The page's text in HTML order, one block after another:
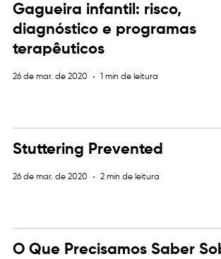
Gagueira infantil: risco,
diagnóstico e programas
terapêuticos
26 de mar. de 2020 1 min de leitura
Stuttering Prevented
26 de mar. de 2020 2 min de leitura
O Que Precisamos Saber